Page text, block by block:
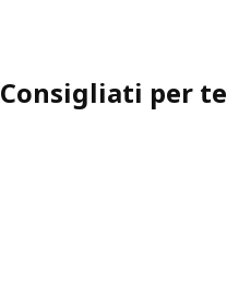
Consigliati per te